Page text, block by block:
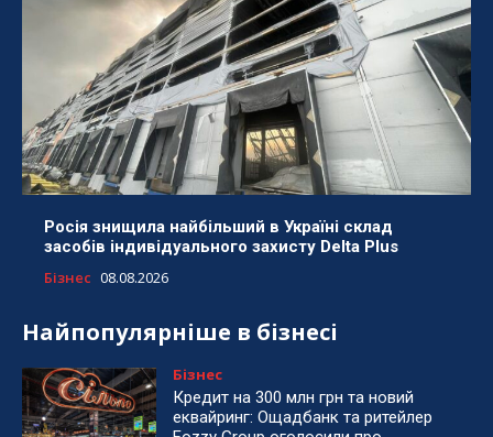
Росія знищила найбільший в Україні склад
засобів індивідуального захисту Delta Plus
Бізнес 08.08.2026
Найпопулярніше в бізнесі
Бізнес
Кредит на 300 млн грн та новий
еквайринг: Ощадбанк та ритейлер